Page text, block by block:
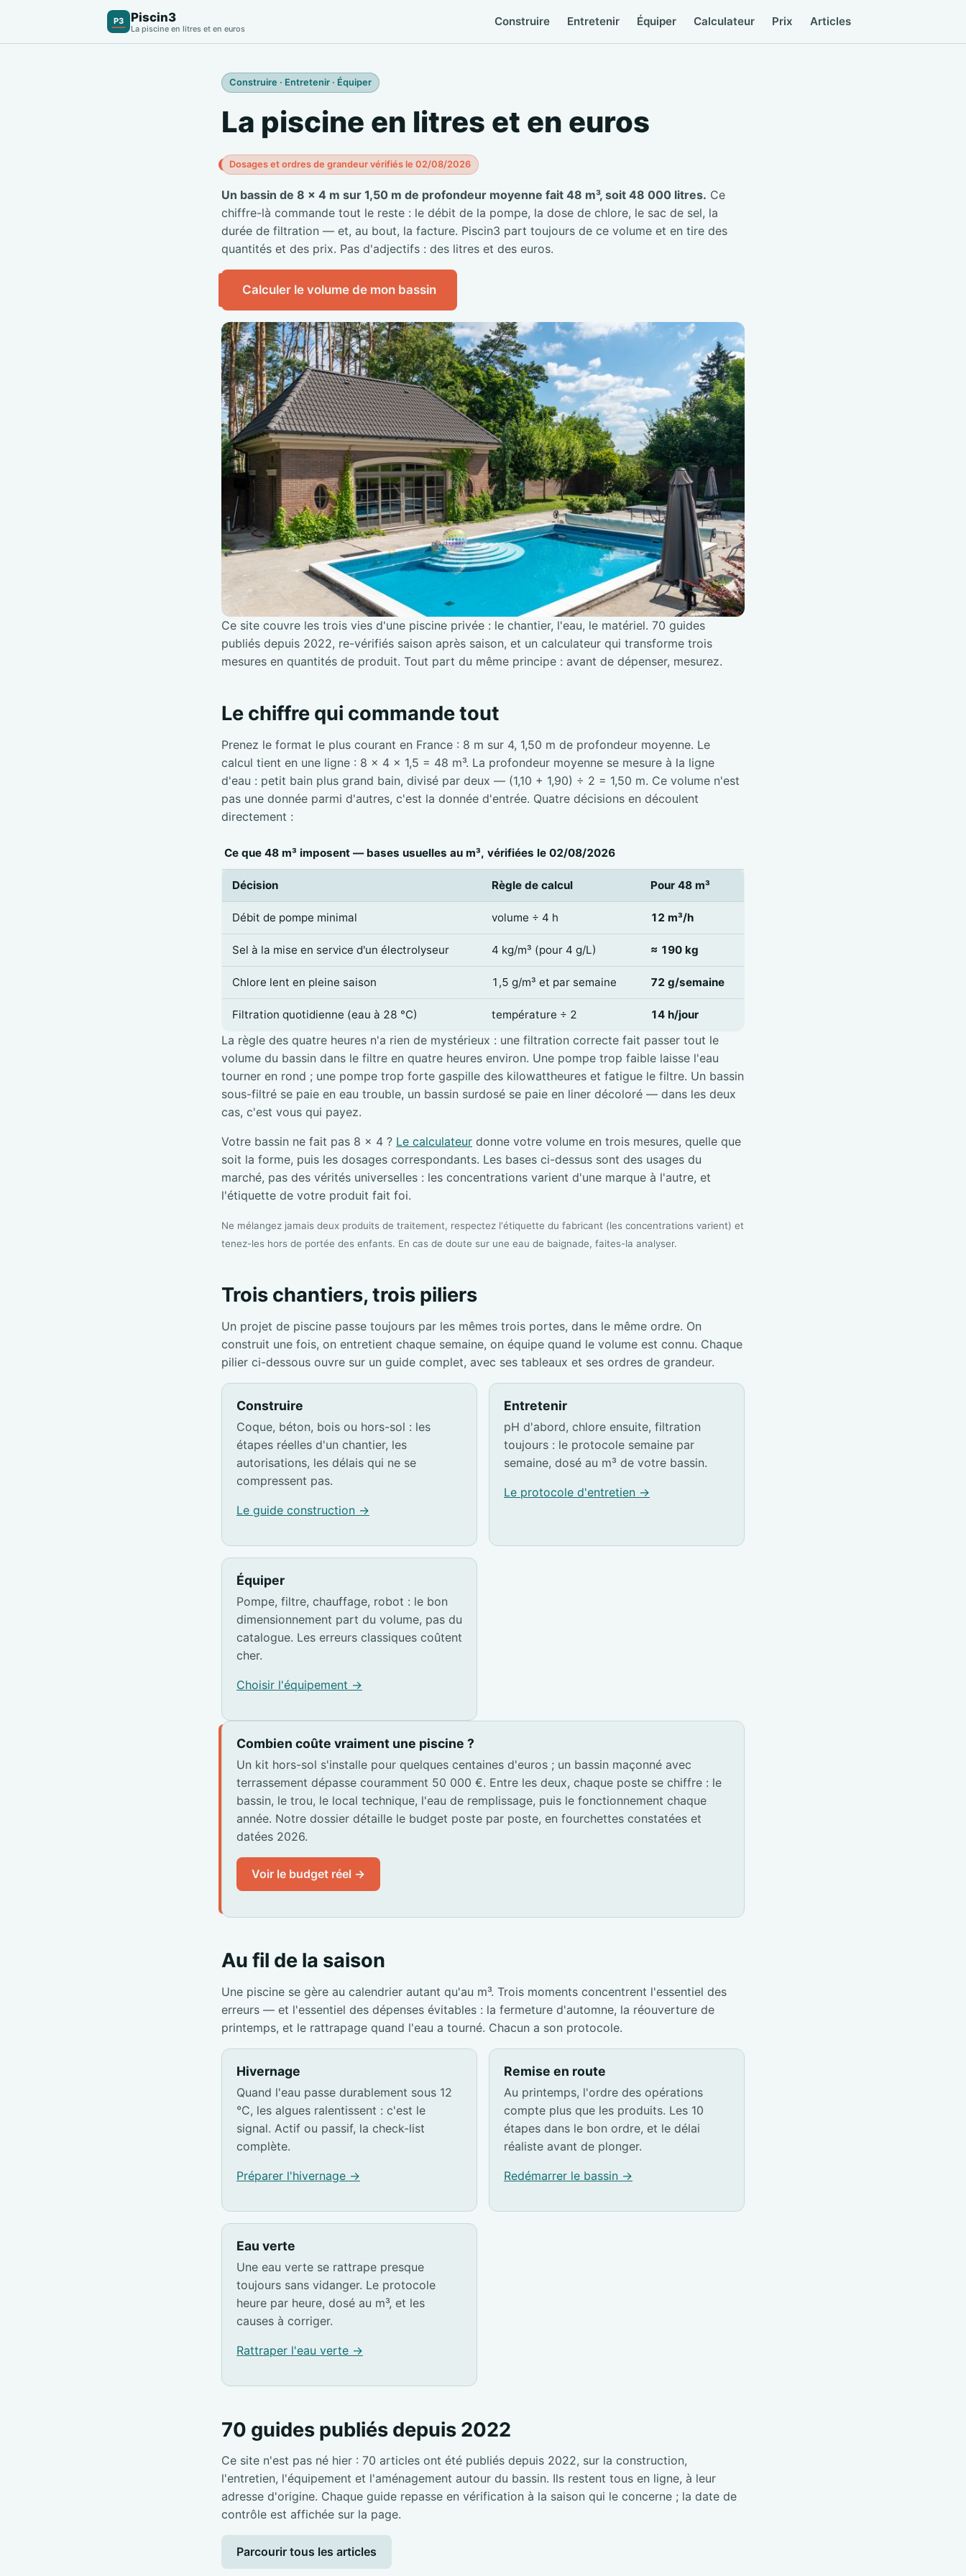
P3 Piscin3
La piscine en litres et en euros
Construire Entretenir Équiper Calculateur Prix Articles
Construire · Entretenir · Équiper
La piscine en litres et en euros
Dosages et ordres de grandeur vérifiés le 02/08/2026
Un bassin de 8 × 4 m sur 1,50 m de profondeur moyenne fait 48 m³, soit 48 000 litres. Ce
chiffre-là commande tout le reste : le débit de la pompe, la dose de chlore, le sac de sel, la
durée de filtration — et, au bout, la facture. Piscin3 part toujours de ce volume et en tire des
quantités et des prix. Pas d'adjectifs : des litres et des euros.
Calculer le volume de mon bassin
Ce site couvre les trois vies d'une piscine privée : le chantier, l'eau, le matériel. 70 guides
publiés depuis 2022, re-vérifiés saison après saison, et un calculateur qui transforme trois
mesures en quantités de produit. Tout part du même principe : avant de dépenser, mesurez.
Le chiffre qui commande tout
Prenez le format le plus courant en France : 8 m sur 4, 1,50 m de profondeur moyenne. Le
calcul tient en une ligne : 8 × 4 × 1,5 = 48 m³. La profondeur moyenne se mesure à la ligne
d'eau : petit bain plus grand bain, divisé par deux — (1,10 + 1,90) ÷ 2 = 1,50 m. Ce volume n'est
pas une donnée parmi d'autres, c'est la donnée d'entrée. Quatre décisions en découlent
directement :
Ce que 48 m³ imposent — bases usuelles au m³, vérifiées le 02/08/2026
Décision Règle de calcul Pour 48 m³
Débit de pompe minimal volume ÷ 4 h 12 m³/h
Sel à la mise en service d'un électrolyseur 4 kg/m³ (pour 4 g/L) ≈ 190 kg
Chlore lent en pleine saison 1,5 g/m³ et par semaine 72 g/semaine
Filtration quotidienne (eau à 28 °C) température ÷ 2 14 h/jour
La règle des quatre heures n'a rien de mystérieux : une filtration correcte fait passer tout le
volume du bassin dans le filtre en quatre heures environ. Une pompe trop faible laisse l'eau
tourner en rond ; une pompe trop forte gaspille des kilowattheures et fatigue le filtre. Un bassin
sous-filtré se paie en eau trouble, un bassin surdosé se paie en liner décoloré — dans les deux
cas, c'est vous qui payez.
Votre bassin ne fait pas 8 × 4 ? Le calculateur donne votre volume en trois mesures, quelle que
soit la forme, puis les dosages correspondants. Les bases ci-dessus sont des usages du
marché, pas des vérités universelles : les concentrations varient d'une marque à l'autre, et
l'étiquette de votre produit fait foi.
Ne mélangez jamais deux produits de traitement, respectez l'étiquette du fabricant (les concentrations varient) et
tenez-les hors de portée des enfants. En cas de doute sur une eau de baignade, faites-la analyser.
Trois chantiers, trois piliers
Un projet de piscine passe toujours par les mêmes trois portes, dans le même ordre. On
construit une fois, on entretient chaque semaine, on équipe quand le volume est connu. Chaque
pilier ci-dessous ouvre sur un guide complet, avec ses tableaux et ses ordres de grandeur.
Construire
Coque, béton, bois ou hors-sol : les
étapes réelles d'un chantier, les
autorisations, les délais qui ne se
compressent pas.
Le guide construction →
Entretenir
pH d'abord, chlore ensuite, filtration
toujours : le protocole semaine par
semaine, dosé au m³ de votre bassin.
Le protocole d'entretien →
Équiper
Pompe, filtre, chauffage, robot : le bon
dimensionnement part du volume, pas du
catalogue. Les erreurs classiques coûtent
cher.
Choisir l'équipement →
Combien coûte vraiment une piscine ?
Un kit hors-sol s'installe pour quelques centaines d'euros ; un bassin maçonné avec
terrassement dépasse couramment 50 000 €. Entre les deux, chaque poste se chiffre : le
bassin, le trou, le local technique, l'eau de remplissage, puis le fonctionnement chaque
année. Notre dossier détaille le budget poste par poste, en fourchettes constatées et
datées 2026.
Voir le budget réel →
Au fil de la saison
Une piscine se gère au calendrier autant qu'au m³. Trois moments concentrent l'essentiel des
erreurs — et l'essentiel des dépenses évitables : la fermeture d'automne, la réouverture de
printemps, et le rattrapage quand l'eau a tourné. Chacun a son protocole.
Hivernage
Quand l'eau passe durablement sous 12
°C, les algues ralentissent : c'est le
signal. Actif ou passif, la check-list
complète.
Préparer l'hivernage →
Remise en route
Au printemps, l'ordre des opérations
compte plus que les produits. Les 10
étapes dans le bon ordre, et le délai
réaliste avant de plonger.
Redémarrer le bassin →
Eau verte
Une eau verte se rattrape presque
toujours sans vidanger. Le protocole
heure par heure, dosé au m³, et les
causes à corriger.
Rattraper l'eau verte →
70 guides publiés depuis 2022
Ce site n'est pas né hier : 70 articles ont été publiés depuis 2022, sur la construction,
l'entretien, l'équipement et l'aménagement autour du bassin. Ils restent tous en ligne, à leur
adresse d'origine. Chaque guide repasse en vérification à la saison qui le concerne ; la date de
contrôle est affichée sur la page.
Parcourir tous les articles